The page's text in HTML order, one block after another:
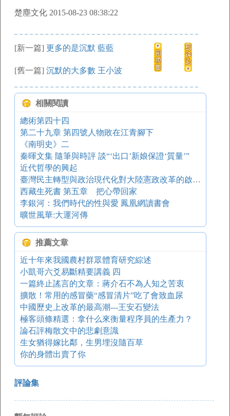
楚塵文化 2015-08-23 08:38:22
[新一篇] 更多的是沉默 藍藍
[舊一篇] 沉默的大多數 王小波
相關閱讀
總術第四十四
第二十九章 第四號人物敗在江青腳下
《南明史》二
秦暉文集 隨筆與時評 談“‘出口’新娘保證‘質量’”
近代哲學的興起
臺灣民主轉型與政治現代化對大陸憲政改革的啟示（一）
西藏生死書 第五章 把心帶回家
李銀河：我們時代的性與愛 鳳凰網讀書會
曠世風華:大運河傳
推薦文章
近十年來我國農村群眾體育研究綜述
小凱哥六爻易斷精要講義 四
一篇終止謠言的文章：蔣介石不為人知之苦衷
擴散！常用的感冒藥“感冒清片”吃了會致血尿
中國歷史上改革的最高潮---王安石變法
極客頭條精選：拿什么來衡量程序員的生產力？
論石評梅散文中的悲劇意識
生女猶得嫁比鄰，生男埋沒隨百草
你的身體出賣了你
評論集